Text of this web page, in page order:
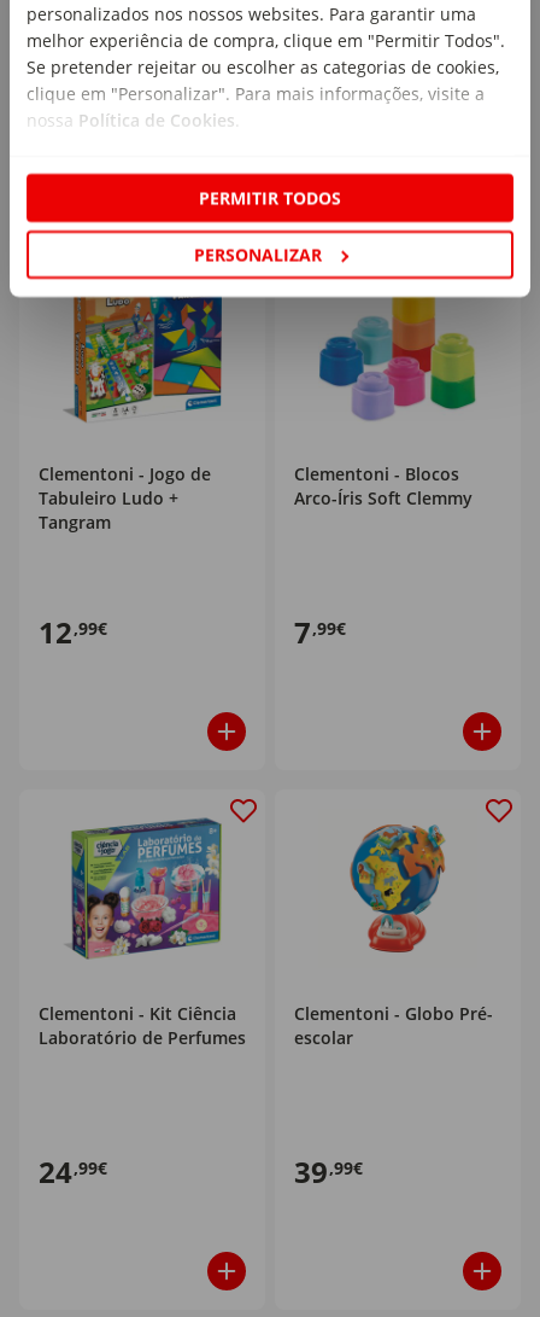
personalizados nos nossos websites. Para garantir uma
melhor experiência de compra, clique em "Permitir Todos".
Se pretender rejeitar ou escolher as categorias de cookies,
clique em "Personalizar". Para mais informações, visite a
nossa Política de Cookies
PERMITIR TODOS
PERSONALIZAR
24,99€ 49,99€
Clementoni - Jogo de
Tabuleiro Ludo +
Tangram
12,99€
Clementoni - Blocos
Arco-Íris Soft Clemmy
7,99€
Clementoni - Kit Ciência
Laboratório de Perfumes
24,99€
Clementoni - Globo Pré-
escolar
39,99€